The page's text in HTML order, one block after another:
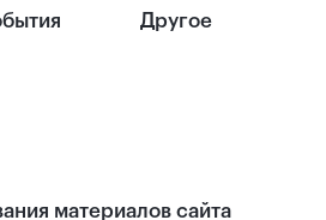
Другое
материалов сайта